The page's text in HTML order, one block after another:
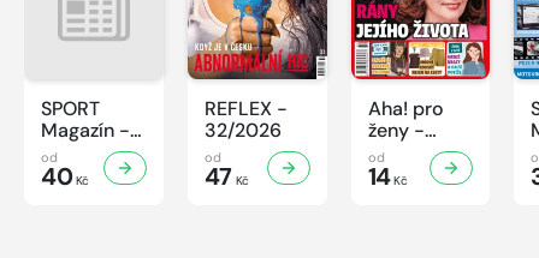
SPORT
Magazín -
32/2026
od
40Kč
REFLEX -
32/2026
od
47 Kč
Aha! pro
ženy -
32/2026
od
14Kč